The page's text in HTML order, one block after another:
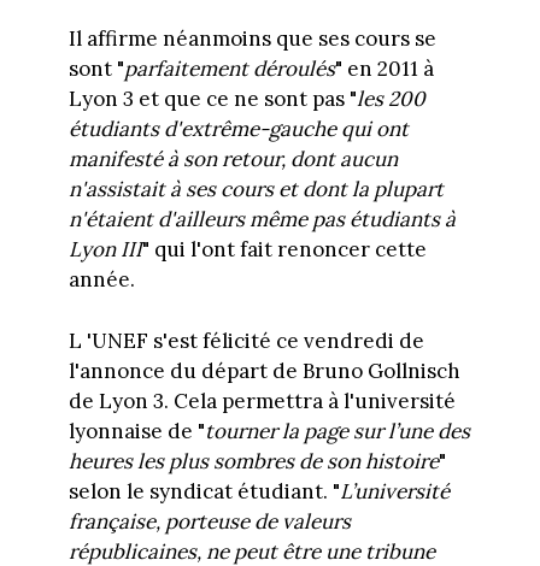
Il affirme néanmoins que ses cours se
sont "parfaitement déroulés" en 2011 à
Lyon 3 et que ce ne sont pas "les 200
étudiants d'extrême-gauche qui ont
manifesté à son retour, dont aucun
n'assistait à ses cours et dont la plupart
n'étaient d'ailleurs même pas étudiants à
Lyon III" qui l'ont fait renoncer cette
année.
L 'UNEF s'est félicité ce vendredi de
l'annonce du départ de Bruno Gollnisch
de Lyon 3. Cela permettra à l'université
lyonnaise de "tourner la page sur l’une des
heures les plus sombres de son histoire"
selon le syndicat étudiant. "L’université
française, porteuse de valeurs
républicaines, ne peut être une tribune